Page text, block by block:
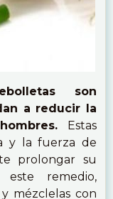
son
a reducir la
Estas
y la fuerza de
prolongar su
este remedio,
mézclelas con